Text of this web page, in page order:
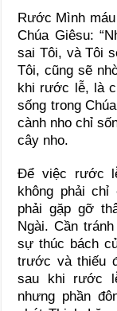
Rước Mình
Chúa Giêsu:
sai Tôi, và Tôi
Tôi, cũng sẽ
khi rước lễ, là
sống trong
cành nho chỉ
cây nho.
Để việc rước
không phải
phải gặp gỡ
Ngài. Cần
sự thúc bách
trước và thiếu
sau khi rước
nhưng phần